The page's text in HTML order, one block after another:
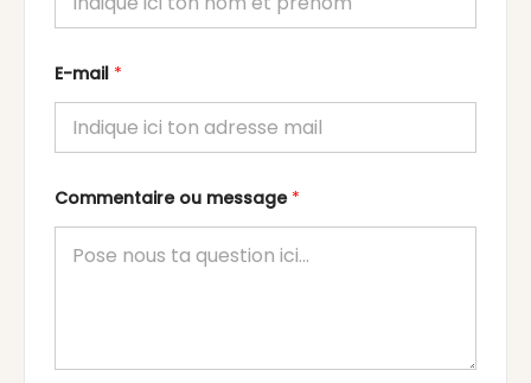
E-mail *
Commentaire ou message *